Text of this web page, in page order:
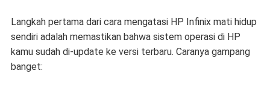
Langkah pertama dari cara mengatasi HP Infinix mati hidup
sendiriadalah memastikan bahwa sistem operasi di HP
kamu sudah di-update ke versi terbaru. Caranya gampang
banget: